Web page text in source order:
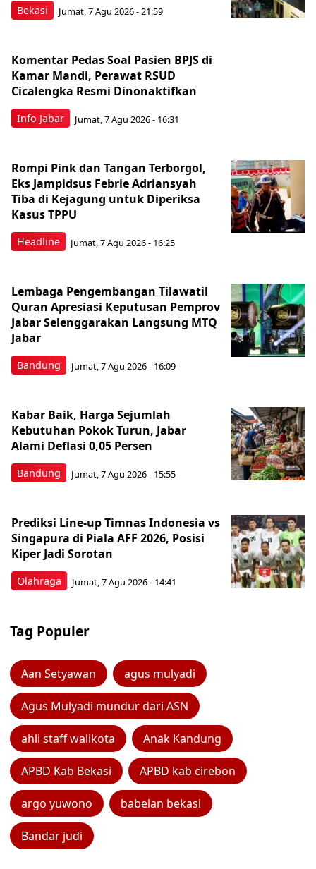
Bekasi Jumat, 7 Agu 2026 - 21:59
Info Jabar
Komentar Pedas Soal Pasien BPJS di
Kamar Mandi, Perawat RSUD
Cicalengka Resmi Dinonaktifkan
Jumat, 7 Agu 2026 - 16:31
Headline
Rompi Pink dan Tangan Terborgol,
Eks Jampidsus Febrie Adriansyah
Tiba di Kejagung untuk Diperiksa
Kasus TPPU
Jumat, 7 Agu 2026 - 16:25
Bandung
Lembaga Pengembangan Tilawatil
Quran Apresiasi Keputusan Pemprov
Jabar Selenggarakan Langsung MTQ
Jabar
Jumat, 7 Agu 2026 - 16:09
Bandung
Kabar Baik, Harga Sejumlah
Kebutuhan Pokok Turun, Jabar
Alami Deflasi 0,05 Persen
Jumat, 7 Agu 2026 - 15:55
Olahraga
Prediksi Line-up Timnas Indonesia vs
Singapura di Piala AFF 2026, Posisi
Kiper Jadi Sorotan
Jumat, 7 Agu 2026 - 14:41
Tag Populer
Aan Setyawan agus mulyadi
Agus Mulyadi mundur dari ASN
ahli staff walikota Anak Kandung
APBD Kab Bekasi APBD kab cirebon
argo yuwono babelan bekasi
Bandar judi